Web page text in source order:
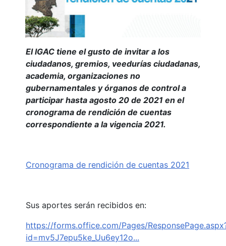
El IGAC tiene el gusto de invitar a los
ciudadanos, gremios, veedurías ciudadanas,
academia, organizaciones no
gubernamentales y órganos de control a
participar hasta agosto 20 de 2021 en el
cronograma de rendición de cuentas
correspondiente a la vigencia 2021.
Cronograma de rendición de cuentas 2021
Sus aportes serán recibidos en:
https://forms.office.com/Pages/
id=mv5J7epu5ke_Uu6ey12o...